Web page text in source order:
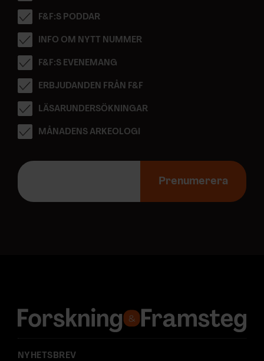
F&F:S PODDAR
INFO OM NYTT NUMMER
F&F:S EVENEMANG
ERBJUDANDEN FRÅN F&F
LÄSARUNDERSÖKNINGAR
MÅNADENS ARKEOLOGI
E
p
s
:
Prenumerera
NYHETSBREV